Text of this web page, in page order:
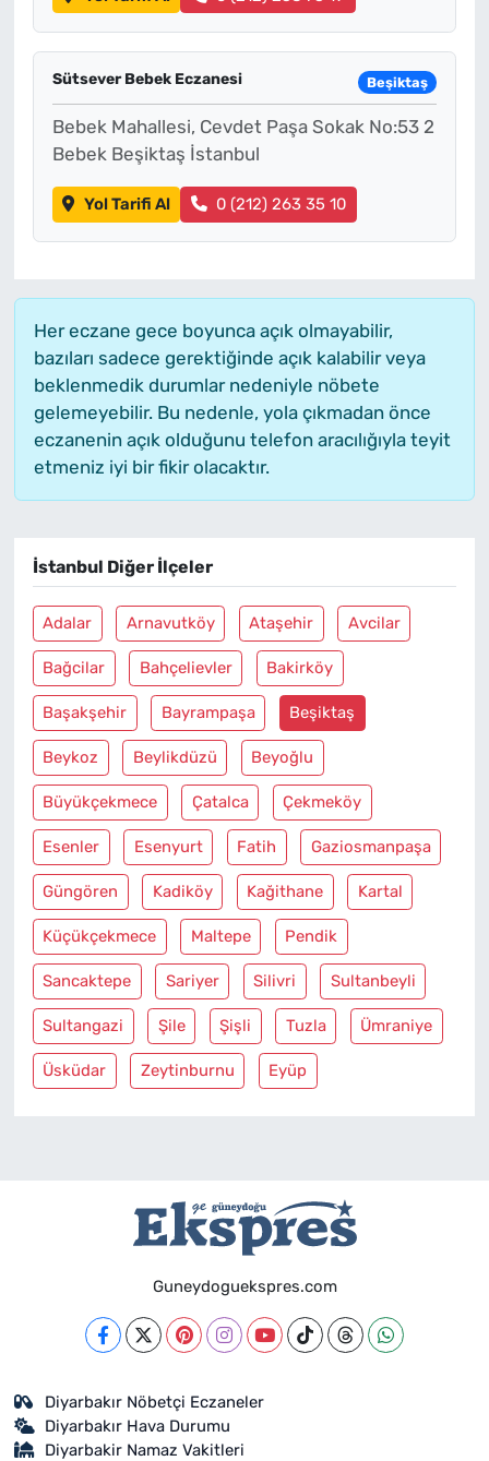
Sütsever Bebek Eczanesi Beşiktaş
Bebek Mahallesi, Cevdet Paşa Sokak No:53 2
Bebek Beşiktaş İstanbul
Yol Tarifi Al 0 (212) 263 35 10
Her eczane gece boyunca açık olmayabilir,
bazıları sadece gerektiğinde açık kalabilir veya
beklenmedik durumlar nedeniyle nöbete
gelemeyebilir. Bu nedenle, yola çıkmadan önce
eczanenin açık olduğunu telefon aracılığıyla teyit
etmeniz iyi bir fikir olacaktır.
İstanbul Diğer İlçeler
Adalar Arnavutköy Ataşehir Avcilar
Bağcilar Bahçelievler Bakirköy
Başakşehir Bayrampaşa Beşiktaş
Beykoz Beylikdüzü Beyoğlu
Büyükçekmece Çatalca Çekmeköy
Esenler Esenyurt Fatih Gaziosmanpaşa
Güngören Kadiköy Kağithane Kartal
Küçükçekmece Maltepe Pendik
Sancaktepe Sariyer Silivri Sultanbeyli
Sultangazi Şile Şişli Tuzla Ümraniye
Üsküdar Zeytinburnu Eyüp
Guneydoguekspres.com
Diyarbakır Nöbetçi Eczaneler
Diyarbakır Hava Durumu
Diyarbakir Namaz Vakitleri